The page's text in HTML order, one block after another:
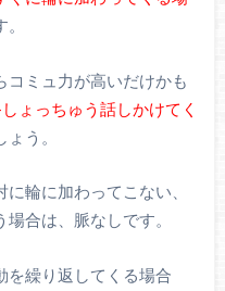
コミュ力が高いだけかも
ょっちゅう話しかけてく
う。
輪に加わってこない、
合は、脈なしです。
を繰り返してくる場合